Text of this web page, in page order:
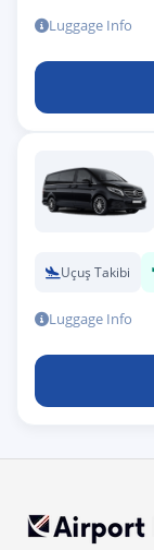
Luggage Info
Uçuş Takibi
Luggage Info